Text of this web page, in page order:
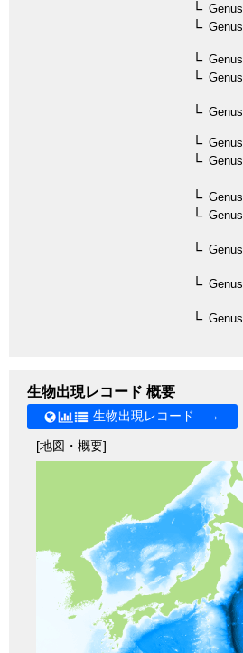
Genus
Genus
Genus
Genus
Genus
Genus
Genus
Genus
Genus
Genus
Genus
Genus
生物出現レコード 概要
生物出現レコード →
[地図・概要]